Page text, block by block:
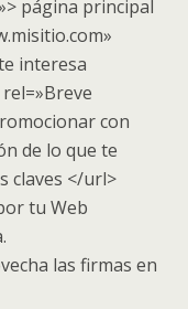
página principal
interesa
con
de lo que te
claves </url>
tu Web
las firmas en